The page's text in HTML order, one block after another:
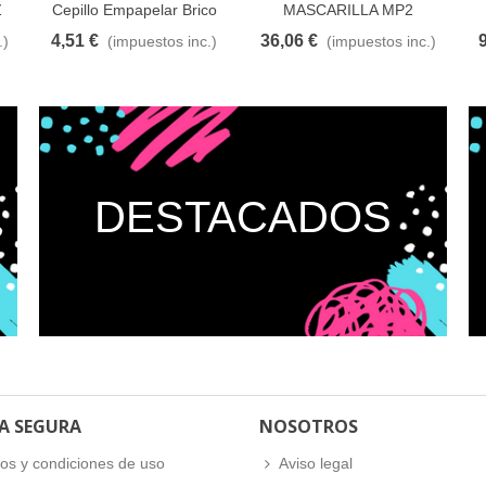
Añadir al carrito A lista de deseos
Cepillo Empapelar Brico
4,51 € (impuestos inc.) Añadir al carrito A lista de deseos
MASCARILLA MP2
CLASSIC SAGOLA
36,06 € (impuestos inc.)
DESTACADOS
SEGURA
y condiciones de uso
NOSOTROS
Aviso legal